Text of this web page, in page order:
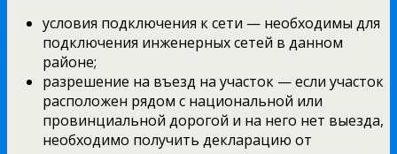
условия подключения к сети — необходимы для
подключения инженерных сетей в данном
районе;
разрешение на въезд на участок — если участок
расположен рядом с национальной или
провинциальной дорогой и на него нет выезда,
необходимо получить декларацию от